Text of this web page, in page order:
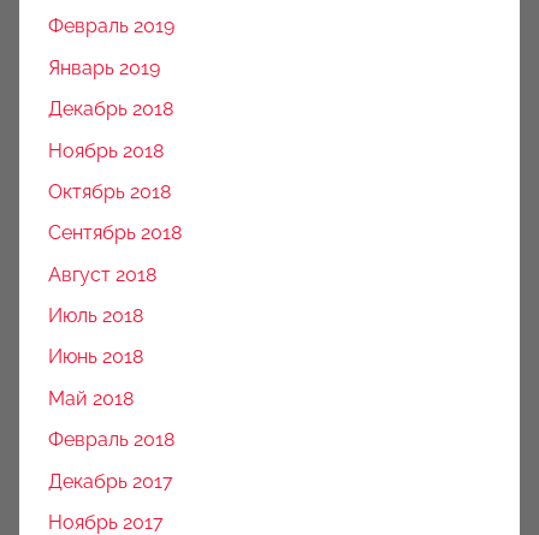
Февраль 2019
Январь 2019
Декабрь 2018
Ноябрь 2018
Октябрь 2018
Сентябрь 2018
Август 2018
Июль 2018
Июнь 2018
Май 2018
Февраль 2018
Декабрь 2017
Ноябрь 2017